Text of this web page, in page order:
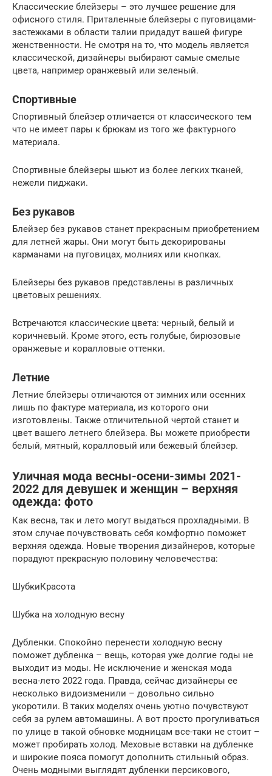
Классические блейзеры – это лучшее решение для
офисного стиля. Приталенные блейзеры с пуговицами-
застежками в области талии придадут вашей фигуре
женственности. Не смотря на то, что модель является
классической, дизайнеры выбирают самые смелые
цвета, например оранжевый или зеленый.
Спортивные
Спортивный блейзер отличается от классического тем
что не имеет пары к брюкам из того же фактурного
материала.
Спортивные блейзеры шьют из более легких тканей,
нежели пиджаки.
Без рукавов
Блейзер без рукавов станет прекрасным приобретением
для летней жары. Они могут быть декорированы
карманами на пуговицах, молниях или кнопках.
Блейзеры без рукавов представлены в различных
цветовых решениях.
Встречаются классические цвета: черный, белый и
коричневый. Кроме этого, есть голубые, бирюзовые
оранжевые и коралловые оттенки.
Летние
Летние блейзеры отличаются от зимних или осенних
лишь по фактуре материала, из которого они
изготовлены. Также отличительной чертой станет и
цвет вашего летнего блейзера. Вы можете приобрести
белый, мятный, коралловый или бежевый блейзер.
Уличная мода весны-осени-зимы 2021-
2022 для девушек и женщин – верхняя
одежда: фото
Как весна, так и лето могут выдаться прохладными. В
этом случае почувствовать себя комфортно поможет
верхняя одежда. Новые творения дизайнеров, которые
порадуют прекрасную половину человечества:
ШубкиКрасота
Шубка на холодную весну
Дубленки. Спокойно перенести холодную весну
поможет дубленка – вещь, которая уже долгие годы не
выходит из моды. Не исключение и женская мода
весна-лето 2022 года. Правда, сейчас дизайнеры ее
несколько видоизменили – довольно сильно
укоротили. В таких моделях очень уютно почувствуют
себя за рулем автомашины. А вот просто прогуливаться
по улице в такой обновке модницам все-таки не стоит –
может пробирать холод. Меховые вставки на дубленке
и широкие пояса помогут дополнить стильный образ.
Очень модными выглядят дубленки персикового,